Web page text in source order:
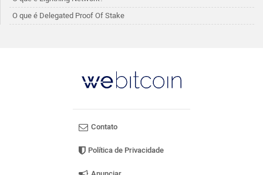
O que é Delegated Proof Of Stake
Contato
Política de Privacidade